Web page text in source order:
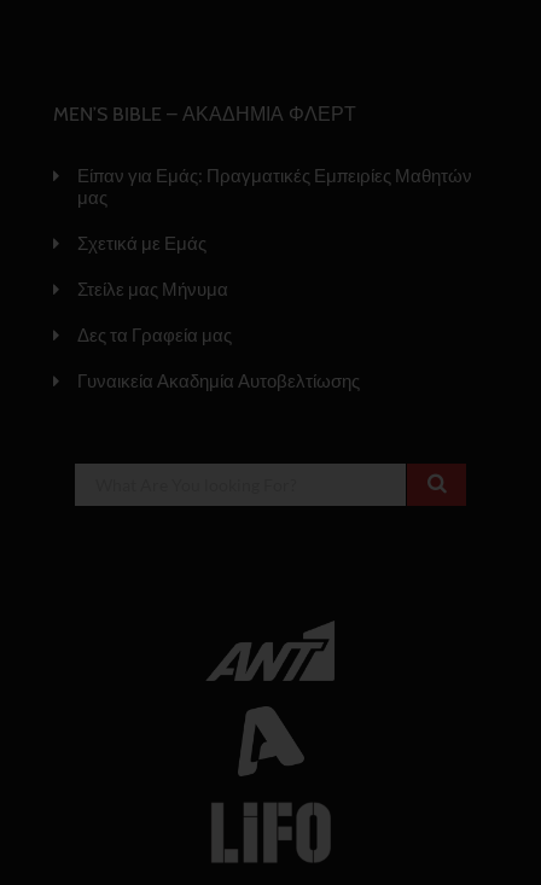
MEN’S BIBLE – ΑΚΑΔΗΜΙΑ ΦΛΕΡΤ
Είπαν για Εμάς: Πραγματικές Εμπειρίες Μαθητών
μας
Σχετικά με Εμάς
Στείλε μας Μήνυμα
Δες τα Γραφεία μας
Γυναικεία Ακαδημία Αυτοβελτίωσης